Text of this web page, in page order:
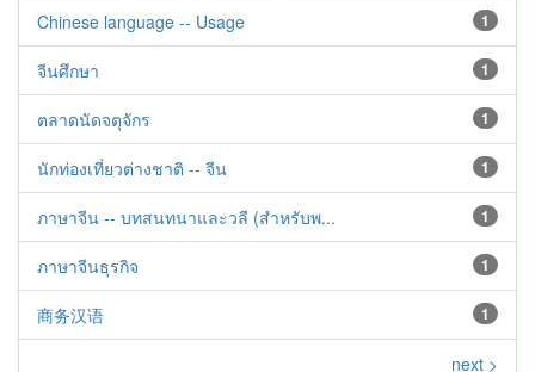
1
Chinese language -- Usage
1
จีนศึกษา
1
ตลาดนัดจตุจักร
1
นักท่องเที่ยวต่างชาติ -- จีน
1
ภาษาจีน -- บทสนทนาและวลี (สำหรับพ...
1
ภาษาจีนธุรกิจ
1
商务汉语
next >